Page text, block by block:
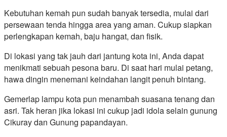
Kebutuhan kemah pun sudah banyak tersedia, mulai dari
persewaan tenda hingga area yang aman. Cukup siapkan
perlengkapan kemah, baju hangat, dan fisik.
Di lokasi yang tak jauh dari jantung kota ini, Anda dapat
menikmati sebuah pesona baru. Di saat hari mulai petang,
hawa dingin menemani keindahan langit penuh bintang.
Gemerlap lampu kota pun menambah suasana tenang dan
asri. Tak heran jika lokasi ini cukup jadi idola selain gunung
Cikuray dan Gunung papandayan.